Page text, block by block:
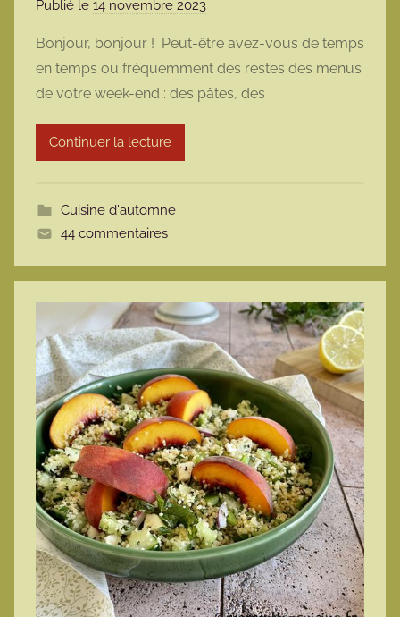
Publié le 14 novembre 2023
r
m
a
Bonjour, bonjour ! Peut-être avez-vous de temps
en temps ou fréquemment des restes des menus
de votre week-end : des pâtes, des
Continuer la lecture
Cuisine d'automne
44 commentaires